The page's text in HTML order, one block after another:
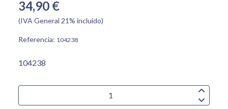
34,90 €
(IVA General 21% incluido)
Referencia: 104238
104238